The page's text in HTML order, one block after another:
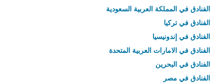
الفنادق في المملكة العربية السعودية
الفنادق في تركيا
الفنادق في إندونيسيا
الفنادق في الامارات العربية المتحدة
الفنادق في البحرين
الفنادق في مصر